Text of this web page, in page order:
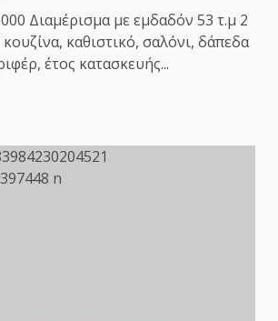
Διαμέρισμα με εμδαδόν 53 τ.μ 2
καθιστικό, σαλόνι, δάπεδα
έτος κατασκευής...